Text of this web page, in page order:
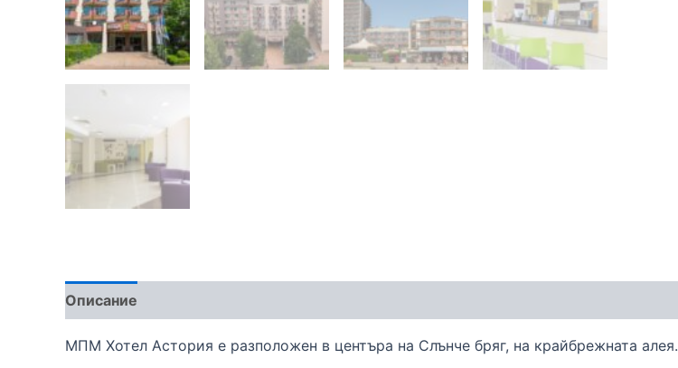
Описание
МПМ Хотел Астория е разположен в центъра на Слънче бряг, на крайбрежната алея.